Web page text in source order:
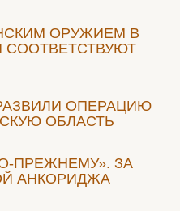
ОРУЖИЕМ В
СООТВЕТСТВУЮТ
ОПЕРАЦИЮ
ОБЛАСТЬ
ПРЕЖНЕМУ». ЗА
АНКОРИДЖА